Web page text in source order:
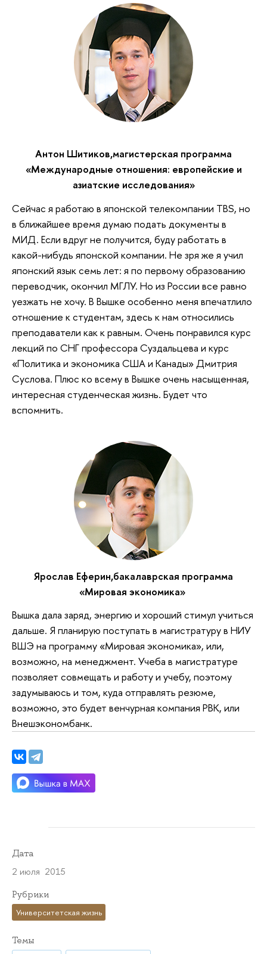
Антон Шитиков,магистерская программа
«Международные отношения: европейские и
азиатские исследования»
Сейчас я работаю в японской телекомпании TBS, но
в ближайшее время думаю подать документы в
МИД. Если вдруг не получится, буду работать в
какой-нибудь японской компании. Не зря же я учил
японский язык семь лет: я по первому образованию
переводчик, окончил МГЛУ. Но из России все равно
уезжать не хочу. В Вышке особенно меня впечатлило
отношение к студентам, здесь к нам относились
преподаватели как к равным. Очень понравился курс
лекций по СНГ профессора Суздальцева и курс
«Политика и экономика США и Канады» Дмитрия
Суслова. Плюс ко всему в Вышке очень насыщенная,
интересная студенческая жизнь. Будет что
вспомнить.
Ярослав Еферин,бакалаврская программа
«Мировая экономика»
Вышка дала заряд, энергию и хороший стимул учиться
дальше. Я планирую поступать в магистратуру в НИУ
ВШЭ на программу «Мировая экономика», или,
возможно, на менеджмент. Учеба в магистратуре
позволяет совмещать и работу и учебу, поэтому
задумываюсь и том, куда отправлять резюме,
возможно, это будет венчурная компания РВК, или
Внешэкономбанк.
Дата
2 июля 2015
Рубрики
Университетская жизнь
Темы